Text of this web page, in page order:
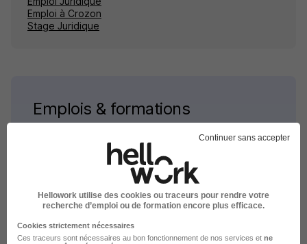
Emploi à Crozon
Stage Juridique
Emplois & formations
Emploi Juridique
Stage Juridique
Alternance Juridique
Intérim Juridique
Continuer sans accepter
Hellowork utilise des cookies ou traceurs pour rendre votre
recherche d’emploi ou de formation encore plus efficace.
Cookies strictement nécessaires
Ces traceurs sont nécessaires au bon fonctionnement de nos services et ne